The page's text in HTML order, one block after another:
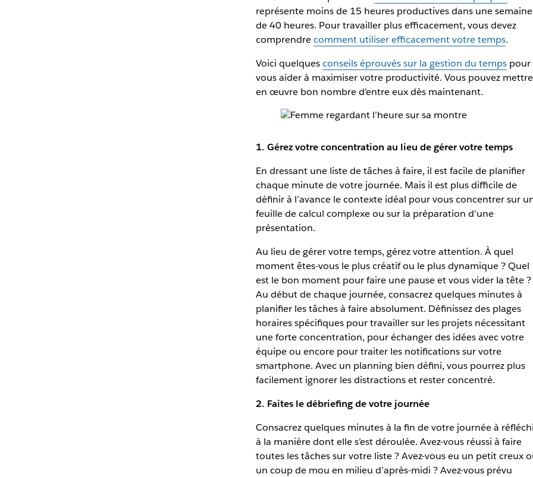
représente moins de 15 heures productives dans une semaine
de 40 heures. Pour travailler plus efficacement, vous devez
comprendrecomment utiliser efficacement votre temps.
Voici quelquesconseils éprouvés sur la gestion du tempspour
vous aider à maximiser votre productivité. Vous pouvez mettre
en œuvre bon nombre d’entre eux dès maintenant.
1. Gérez votre concentration au lieu de gérer votre temps
En dressant une liste de tâches à faire, il est facile de planifier
chaque minute de votre journée. Mais il est plus difficile de
définir à l’avance le contexte idéal pour vous concentrer sur
feuille de calcul complexe ou sur la préparation d’une
présentation.
Au lieu de gérer votre temps, gérez votre attention. À quel
moment êtes-vous le plus créatif ou le plus dynamique ? Quel
est le bon moment pour faire une pause et vous vider la tête ?
Au début de chaque journée, consacrez quelques minutes à
planifier les tâches à faire absolument. Définissez des plages
horaires spécifiques pour travailler sur les projets nécessitant
une forte concentration, pour échanger des idées avec votre
équipe ou encore pour traiter les notifications sur votre
smartphone. Avec un planning bien défini, vous pourrez plus
facilement ignorer les distractions et rester concentré.
2. Faites le débriefing de votre journée
Consacrez quelques minutes à la fin de votre journée à
à la manière dont elle s’est déroulée. Avez-vous réussi à faire
toutes les tâches sur votre liste ? Avez-vous eu un petit creux
un coup de mou en milieu d’après-midi ? Avez-vous prévu